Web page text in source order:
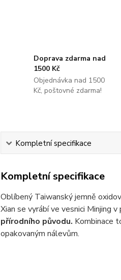
Doprava zdarma nad
1500 Kč
Objednávka nad 1500
Kč, poštovné zdarma!
Kompletní specifikace
Kompletní specifikace
Oblíbený Taiwanský jemně
Xian se vyrábí ve vesnici Minjing
přírodního původu. Kombinace
opakovaným nálevům.